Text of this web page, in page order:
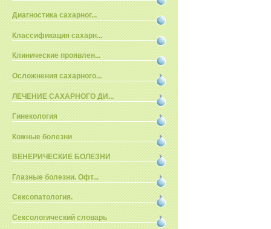
Диагностика сахарног...
Классификация сахарн...
Клинические проявлен...
Осложнения сахарного...
ЛЕЧЕНИЕ САХАРНОГО ДИ...
Гинекология
Кожные болезни
ВЕНЕРИЧЕСКИЕ БОЛЕЗНИ
Глазные болезни. Офт...
Сексопатология.
Сексологический словарь